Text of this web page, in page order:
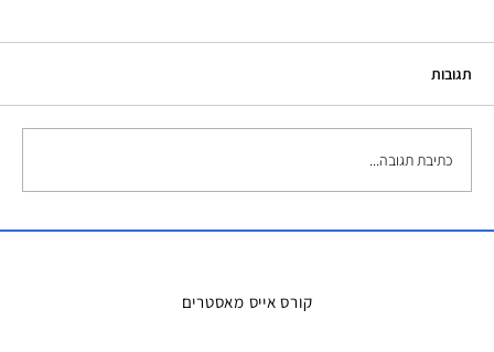
תגובות
כתיבת תגובה...
קורס אייס מאסטרים